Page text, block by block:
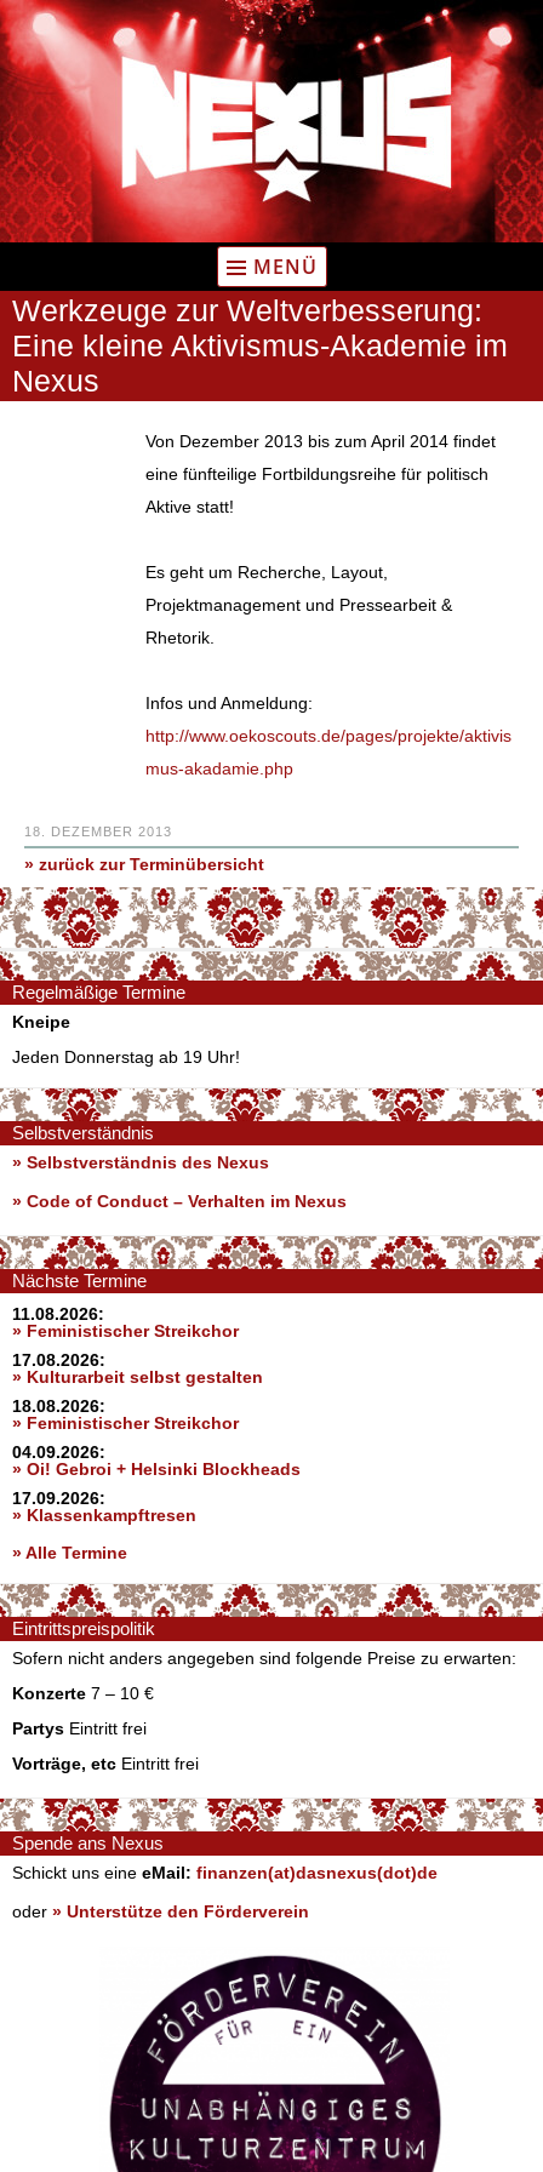
Zum
Inhalt
springen
MENÜ
Werkzeuge zur Weltverbesserung:
Eine kleine Aktivismus-Akademie im
Nexus
Von Dezember 2013 bis zum April 2014 findet
eine fünfteilige Fortbildungsreihe für politisch
Aktive statt!
Es geht um Recherche, Layout,
Projektmanagement und Pressearbeit &
Rhetorik.
Infos und Anmeldung:
http://www.oekoscouts.de/pages/projekte/aktivis
mus-akadamie.php
18. DEZEMBER 2013
» zurück zur Terminübersicht
Regelmäßige Termine
Kneipe
Jeden Donnerstag ab 19 Uhr!
Selbstverständnis
» Selbstverständnis des Nexus
» Code of Conduct – Verhalten im Nexus
Nächste Termine
11.08.2026:
» Feministischer Streikchor
17.08.2026:
» Kulturarbeit selbst gestalten
18.08.2026:
» Feministischer Streikchor
04.09.2026:
» Oi! Gebroi + Helsinki Blockheads
17.09.2026:
» Klassenkampftresen
» Alle Termine
Eintrittspreispolitik
Sofern nicht anders angegeben sind folgende Preise zu erwarten:
Konzerte 7 – 10 €
Partys Eintritt frei
Vorträge, etc Eintritt frei
Spende ans Nexus
Schickt uns eine eMail: finanzen(at)dasnexus(dot)de
oder » Unterstütze den Förderverein